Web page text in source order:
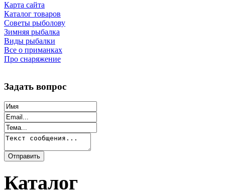
Карта сайта
Каталог товаров
Советы рыболову
Зимняя рыбалка
Виды рыбалки
Все о приманках
Про снаряжение
Задать вопрос
Каталог